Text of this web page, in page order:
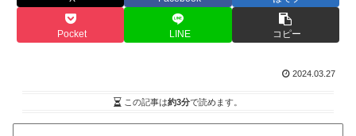
Pocket LINE コピー
2024.03.27
この記事は約3分で読めます。